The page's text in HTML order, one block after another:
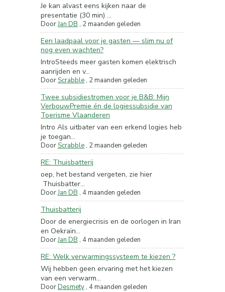
Je kan alvast eens kijken naar de
presentatie (30 min) ...
DoorJan DB , 2 maanden geleden
Een laadpaal voor je gasten — slim nu of
nog even wachten?
IntroSteeds meer gasten komen elektrisch
aanrijden en v...
DoorScrabble , 2 maanden geleden
Twee subsidiestromen voor je B&B: Mijn
VerbouwPremie én de logiessubsidie van
Toerisme Vlaanderen
Intro Als uitbater van een erkend logies heb
je toegan...
DoorScrabble , 2 maanden geleden
RE: Thuisbatterij
oep, het bestand vergeten, zie hier
Thuisbatter...
DoorJan DB , 4 maanden geleden
Thuisbatterij
Door de energiecrisis en de oorlogen in Iran
en Oekraïn...
DoorJan DB , 4 maanden geleden
RE: Welk verwarmingssysteem te kiezen ?
Wij hebben geen ervaring met het kiezen
van een verwarm...
DoorDesmety , 4 maanden geleden